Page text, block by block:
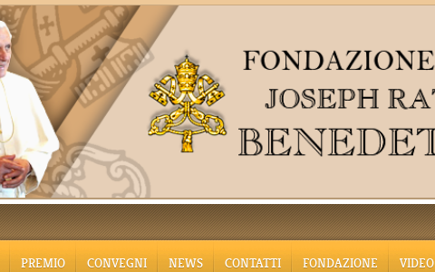
PREMIO CONVEGNI NEWS CONTATTI FONDAZIONE VIDEO